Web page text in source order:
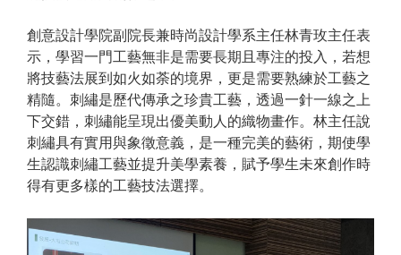
創意設計學院副院長兼時尚設計學系主任林青玫主任表
示，學習一門工藝無非是需要長期且專注的投入，若想
將技藝法展到如火如荼的境界，更是需要熟練於工藝之
精隨。刺繡是歷代傳承之珍貴工藝，透過一針一線之上
下交錯，刺繡能呈現出優美動人的織物畫作。林主任說
刺繡具有實用與象徵意義，是一種完美的藝術，期使學
生認識刺繡工藝並提升美學素養，賦予學生未來創作時
得有更多樣的工藝技法選擇。